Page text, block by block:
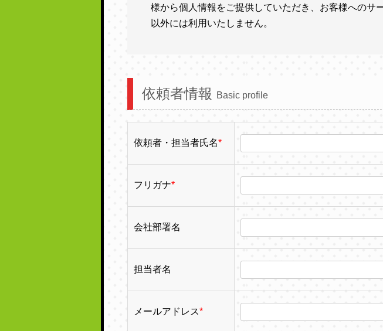
様から個人情報をご提供していただき、お客様へのサ
以外には利用いたしません。
依頼者情報 Basic profile
依頼者・担当者氏名*
フリガナ*
会社部署名
担当者名
メールアドレス*